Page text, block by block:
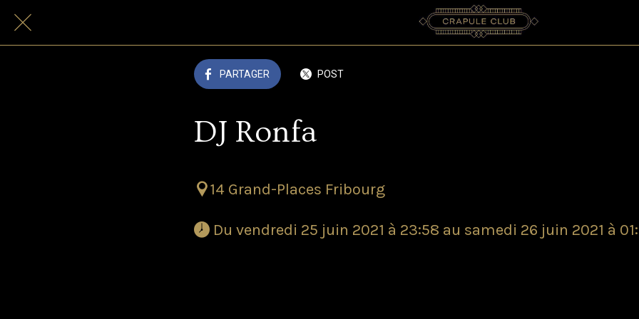
PARTAGER POST
DJ Ronfa
14 Grand-Places Fribourg
Du vendredi 25 juin 2021 à 23:58 au samedi 26 juin 2021 à